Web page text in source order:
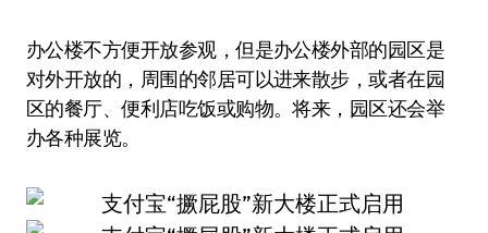
办公楼不方便开放参观，但是办公楼外部的园区是
对外开放的，周围的邻居可以进来散步，或者在园
区的餐厅、便利店吃饭或购物。将来，园区还会举
办各种展览。